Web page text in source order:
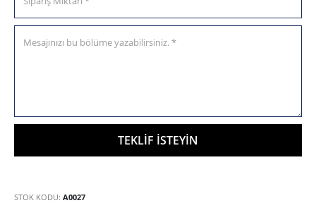
STOK KODU: A0027